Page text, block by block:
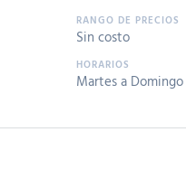
Sin costo
Martes a Domingo